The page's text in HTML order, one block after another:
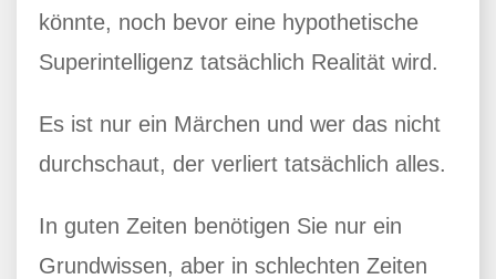
könnte, noch bevor eine hypothetische
Superintelligenz tatsächlich Realität wird.
Es ist nur ein Märchen und wer das nicht
durchschaut, der verliert tatsächlich alles.
In guten Zeiten benötigen Sie nur ein
Grundwissen, aber in schlechten Zeiten